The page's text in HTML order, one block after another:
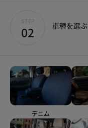
STEP.
02 車種を選ぶ
デニム